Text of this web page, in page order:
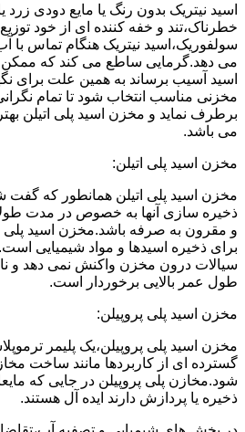
اسید نیتریک بدون رنگ یا مایع دودی
خطرناک،تند و خفه کننده ای از خود
سولفوریک،اسید نیتریک هنگام تماس با
می دهد.گرمایی ساطع می کند که
اسید آسیب برساند به همین علت برای
مخزنی مناسب انتخاب شود تا تمام
برطرف نماید و مخزن اسید پلی اتیلن
می باشد.
مخزن اسید پلی اتیلن:
مخزن اسید پلی اتیلن همانطور که گفت
ذخیره سازی آنها به خصوص در مدت
و مقرون به صرفه باشد.مخزن اسید پلی
برای ذخیره اسیدها و مواد شیمیایی
سیالات درون مخزن واکنش نمی دهد و
طول عمر بالایی برخوردار است.
مخزن اسید پلی پروپیلن:
مخزن اسید پلی پروپیلن،یک پلیمر
گسترده ای از کاربردها مانند ساخت
شود.مخازن پلی پروپیلن در جایی که
ذخیره یا پردازش دارند ایده آل هستند.